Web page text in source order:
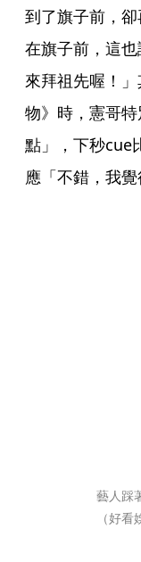
到了旗子前，
在旗子前，這
來拜祖先喔！
物》時，憲哥
點」，下秒cue
應「不錯，我覺
藝人踩
（好看